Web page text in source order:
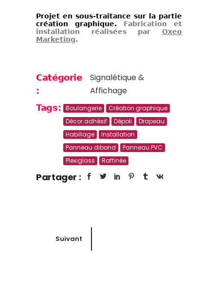
Projet en sous-traitance sur la partie
création graphique. Fabrication et
installation réalisées par Oxeo
Marketing.
Catégorie
:
Signalétique &
Affichage
Tags: Boulangerie
Création graphique
Décor adhésif
Dépoli
Drapeau
Habillage
Installation
Panneau dibond
Panneau PVC
Plexiglass
Raffinée
Partager :
Suivant